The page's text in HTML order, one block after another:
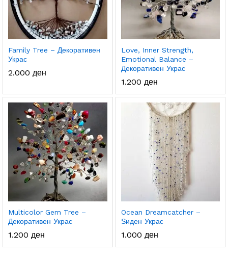
Family Tree – Декоративен
Украс
2.000 ден
Love, Inner Strength,
Emotional Balance –
Декоративен Украс
1.200 ден
Multicolor Gem Tree –
Декоративен Украс
1.200 ден
Ocean Dreamcatcher –
Ѕиден Украс
1.000 ден